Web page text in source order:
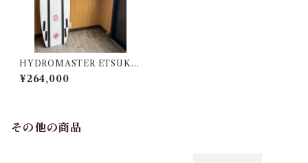
HYDROMASTER ETSUKO
MODEL 4’4’’
¥264,000
その他の商品